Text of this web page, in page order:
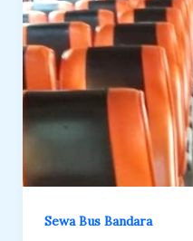
Sewa Bus Bandara